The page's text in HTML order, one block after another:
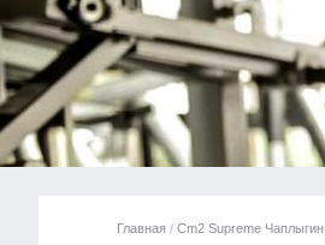
Главная / Cm2 Supreme Чаплыгин